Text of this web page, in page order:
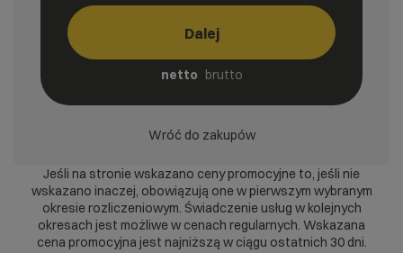
Dalej
netto brutto
Wróć do zakupów
Jeśli na stronie wskazano ceny promocyjne to, jeśli nie
wskazano inaczej, obowiązują one w pierwszym wybranym
okresie rozliczeniowym. Świadczenie usług w kolejnych
okresach jest możliwe w cenach regularnych. Wskazana
cena promocyjna jest najniższą w ciągu ostatnich 30 dni.